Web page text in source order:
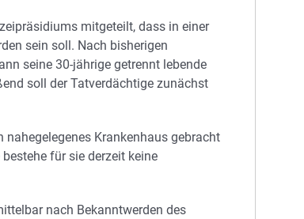
mitgeteilt, dass in einer
sein soll. Nach bisherigen
seine 30-jährige getrennt lebende
soll der Tatverdächtige zunächst
Krankenhaus gebracht
für sie derzeit keine
nach Bekanntwerden des